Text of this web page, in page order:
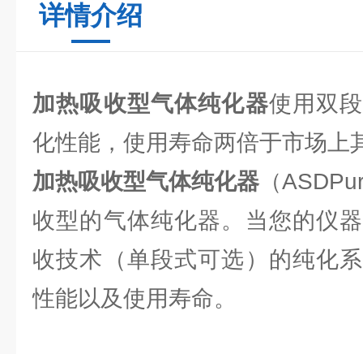
详情介绍
加热吸收型气体纯化器使用双
化性能，使用寿命两倍于市场上
加热吸收型气体纯化器 （
收型的气体纯化器。当您的仪
收技术（单段式可选）的纯化
性能以及使用寿命。